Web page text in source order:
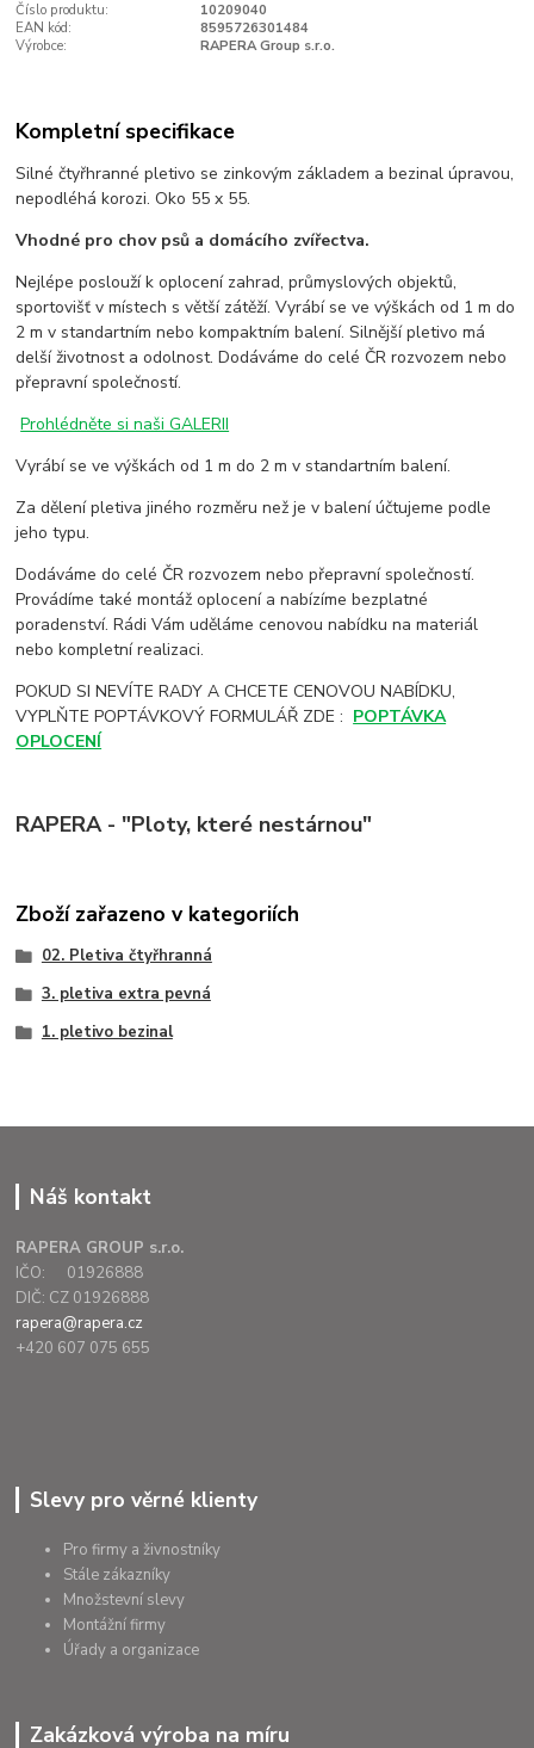
Číslo produktu:
10209040
EAN kód:
8595726301484
Výrobce:
RAPERA Group s.r.o.
Kompletní specifikace
Silné čtyřhranné pletivo se zinkovým základem a bezinal úpravou,
nepodléhá korozi. Oko 55 x 55.
Vhodné pro chov psů a domácího zvířectva.
Nejlépe poslouží k oplocení zahrad, průmyslových objektů,
sportovišť v místech s větší zátěží. Vyrábí se ve výškách od 1 m do
2 m v standartním nebo kompaktním balení. Silnější pletivo má
delší životnost a odolnost. Dodáváme do celé ČR rozvozem nebo
přepravní společností.
Prohlédněte si naši GALERII
Vyrábí se ve výškách od 1 m do 2 m v standartním balení.
Za dělení pletiva jiného rozměru než je v balení účtujeme podle
jeho typu.
Dodáváme do celé ČR rozvozem nebo přepravní společností.
Provádíme také montáž oplocení a nabízíme bezplatné
poradenství. Rádi Vám uděláme cenovou nabídku na materiál
nebo kompletní realizaci.
POKUD SI NEVÍTE RADY A CHCETE CENOVOU NABÍDKU,
VYPLŇTE POPTÁVKOVÝ FORMULÁŘ ZDE : POPTÁVKA
OPLOCENÍ
RAPERA - "Ploty, které nestárnou"
Zboží zařazeno v kategoriích
02. Pletiva čtyřhranná
3. pletiva extra pevná
1. pletivo bezinal
Náš kontakt
RAPERA GROUP s.r.o.
IČO: 01926888
DIČ: CZ 01926888
rapera@rapera.cz
+420 607 075 655
Slevy pro věrné klienty
Pro firmy a živnostníky
Stále zákazníky
Množstevní slevy
Montážní firmy
Úřady a organizace
Zakázková výroba na míru